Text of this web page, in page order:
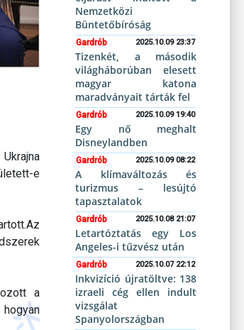
e
a
Nemzetközi
Büntetőbíróság
Gardrób 2025.10.09 23:37
Tizenkét, a második
világháborúban elesett
magyar katona
maradványait tárták fel
Gardrób 2025.10.09 19:40
Egy nő meghalt
Disneylandben
Gardrób 2025.10.09 08:22
A klímaváltozás és
turizmus – lesújtó
tapasztalatok
Gardrób 2025.10.08 21:07
Letartóztatás egy Los
Angeles-i tűzvész után
Gardrób 2025.10.07 22:12
Inkvizíció újratöltve: 138
izraeli cég ellen indult
vizsgálat
Spanyolországban